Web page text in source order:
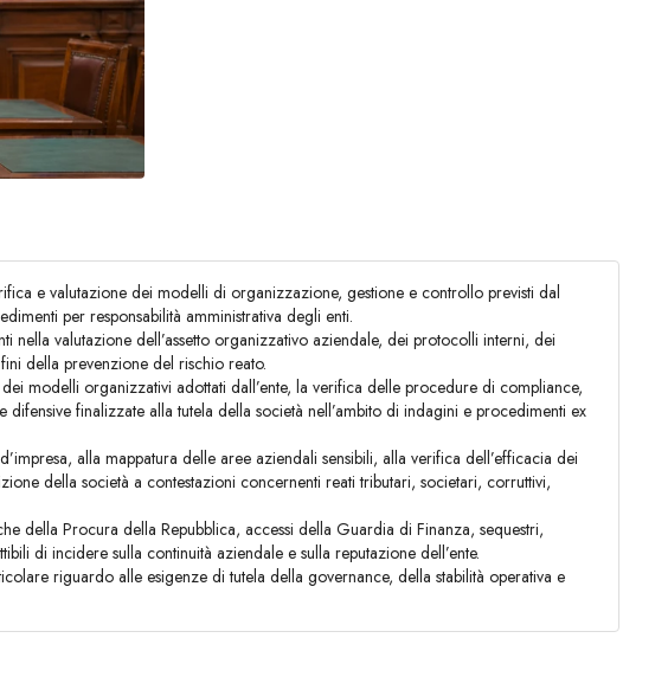
e valutazione dei modelli di organizzazione, gestione e controllo previsti dal
per responsabilità amministrativa degli enti.
nella valutazione dell’assetto organizzativo aziendale, dei protocolli interni, dei
della prevenzione del rischio reato.
dei modelli organizzativi adottati dall’ente, la verifica delle procedure di compliance,
finalizzate alla tutela della società nell’ambito di indagini e procedimenti ex
alla mappatura delle aree aziendali sensibili, alla verifica dell’efficacia dei
della società a contestazioni concernenti reati tributari, societari, corruttivi,
della Procura della Repubblica, accessi della Guardia di Finanza, sequestri,
di incidere sulla continuità aziendale e sulla reputazione dell’ente.
riguardo alle esigenze di tutela della governance, della stabilità operativa e